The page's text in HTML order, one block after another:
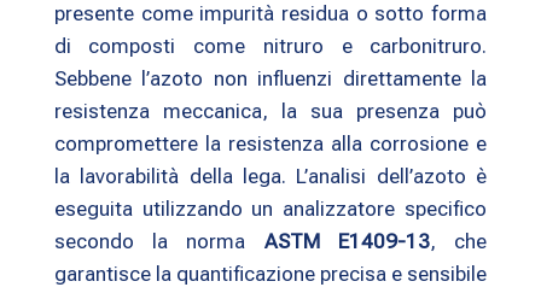
presente come impurità residua o sotto forma
di composti come nitruro e carbonitruro.
Sebbene l’azoto non influenzi direttamente la
resistenza meccanica, la sua presenza può
compromettere la resistenza alla corrosione e
la lavorabilità della lega. L’analisi dell’azoto è
eseguita utilizzando un analizzatore specifico
secondo la norma ASTM E1409-13, che
garantisce la quantificazione precisa e sensibile